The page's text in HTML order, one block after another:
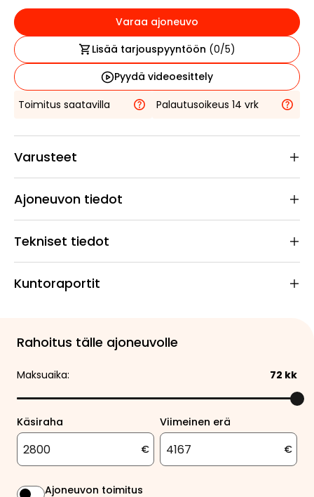
Varaa ajoneuvo
Lisää tarjouspyyntöön (0/5)
Pyydä videoesittely
Toimitus saatavilla
Palautusoikeus 14 vrk
Varusteet
Ajoneuvon tiedot
Tekniset tiedot
Kuntoraportit
Rahoitus tälle ajoneuvolle
Maksuaika: 72 kk
Käsiraha
€
Viimeinen erä
€
Ajoneuvon toimitus